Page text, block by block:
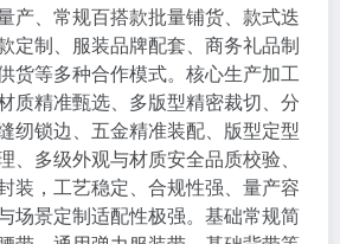
产、常规百搭款批量铺货、款式迭
定制、服装品牌配套、商务礼品制
货等多种合作模式。核心生产加工
质精准甄选、多版型精密裁切、分
纫锁边、五金精准装配、版型定型
、多级外观与材质安全品质校验、
装，工艺稳定、合规性强、量产容
场景定制适配性极强。基础常规简